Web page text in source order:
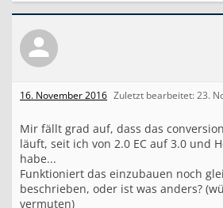
'revenue':
'currency':
                }
            );
16. November 2016 Zuletzt bearbeitet:23.
Mir fällt grad auf, dass das
läuft, seit ich von 2.0 EC auf 3.0 und
habe...
Funktioniert das einzubauen noch
beschrieben, oder ist was anders?
vermuten)